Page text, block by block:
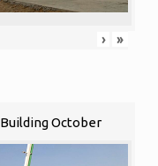
› »
October